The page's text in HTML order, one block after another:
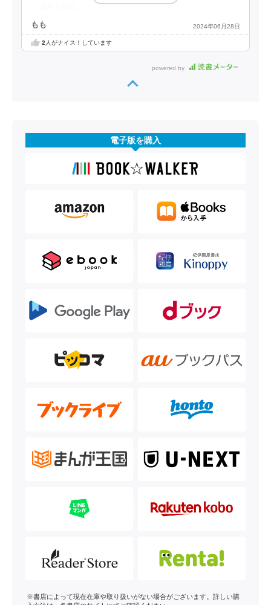
もも 2024年06月28日
2 人がナイス！しています
powered by
電子版を購入
※書店によって現在在庫や取り扱いがない場合がございます。詳しい購